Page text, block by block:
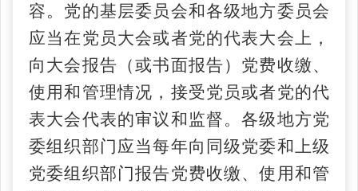
容。党的基层委员会和各级地方委员会
应当在党员大会或者党的代表大会上，
向大会报告（或书面报告）党费收缴、
使用和管理情况，接受党员或者党的代
表大会代表的审议和监督。各级地方党
委组织部门应当每年向同级党委和上级
党委组织部门报告党费收缴、使用和管